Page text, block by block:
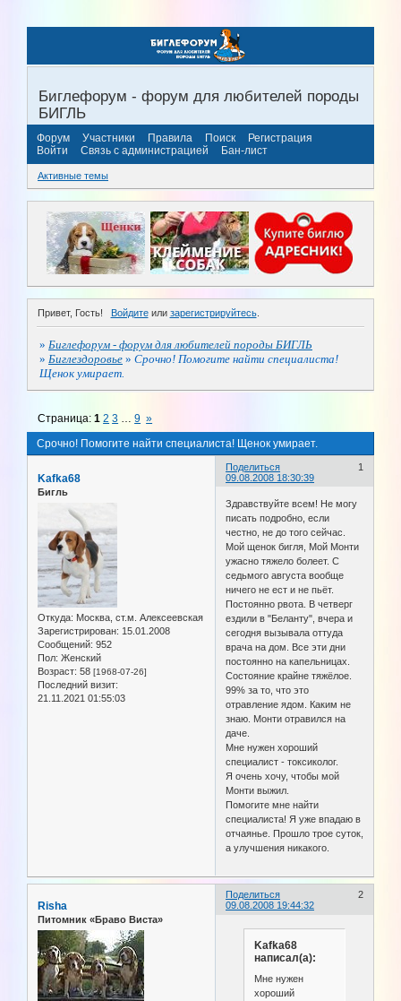
Биглефорум - форум для любителей породы
БИГЛЬ
Форум Участники Правила Поиск
Регистрация
Войти
Связь с администрацией Бан-лист
Активные темы
Привет, Гость! Войдитеили зарегистрируйтесь.
» Биглефорум - форум для любителей породы БИГЛЬ
» Биглездоровье » Срочно! Помогите найти специалиста!
Щенок умирает.
Срочно! Помогите найти специалиста! Щенок умирает.
Страница:1 2 3 … 9 »
Поделиться
1
09.08.2008 18:30:39
Kafka68
Бигль
Откуда: Москва, ст.м. Алексеевская
Зарегистрирован: 15.01.2008
Сообщений: 952
Пол: Женский
Возраст: 58 [1968-07-26]
Последний визит:
21.11.2021 01:55:03
Здравствуйте всем! Не могу
писать подробно, если
честно, не до того сейчас.
Мой щенок бигля, Мой Монти
ужасно тяжело болеет. С
седьмого августа вообще
ничего не ест и не пьёт.
Постоянно рвота. В четверг
ездили в "Беланту", вчера и
сегодня вызывала оттуда
врача на дом. Все эти дни
постоянно на капельницах.
Состояние крайне тяжёлое.
99% за то, что это
отравление ядом. Каким не
знаю. Монти отравился на
даче.
Мне нужен хороший
специалист - токсиколог.
Я очень хочу, чтобы мой
Монти выжил.
Помогите мне найти
специалиста! Я уже впадаю в
отчаянье. Прошло трое суток,
а улучшения никакого.
Поделиться
2
09.08.2008 19:44:32
Risha
Питомник «Браво Виста»
Kafka68
написал(а):
Мне нужен
хороший